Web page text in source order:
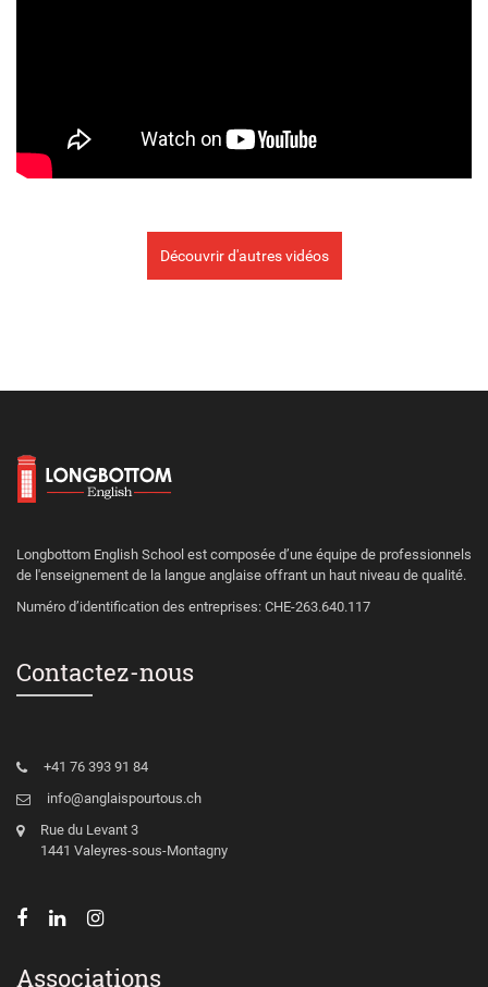
Découvrir d'autres vidéos
Longbottom English School est composée d’une équipe de professionnels
de l'enseignement de la langue anglaise offrant un haut niveau de qualité.
Numéro d’identification des entreprises: CHE-263.640.117
Contactez-nous
+41 76 393 91 84
info@anglaispourtous.ch
Rue du Levant 3
1441 Valeyres-sous-Montagny
Associations